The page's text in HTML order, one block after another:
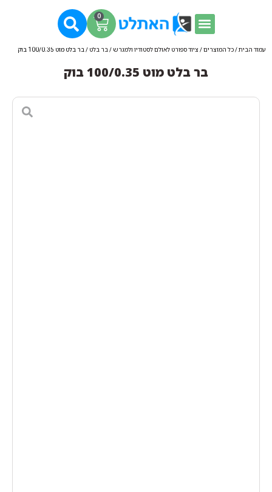
0
עמוד הבית/כל המוצרים/ ציוד ספורט לאולם לסטודיו ולמגרש / בר בלט / בר בלט מוט 100/0.35 בוק
בר בלט מוט 100/0.35 בוק